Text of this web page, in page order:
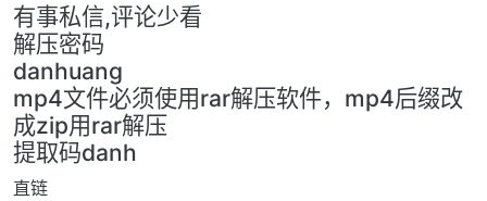
有事私信,评论少看
解压密码
danhuang
mp4文件必须使用rar解压软件，mp4后缀改
成zip用rar解压
提取码danh
直链